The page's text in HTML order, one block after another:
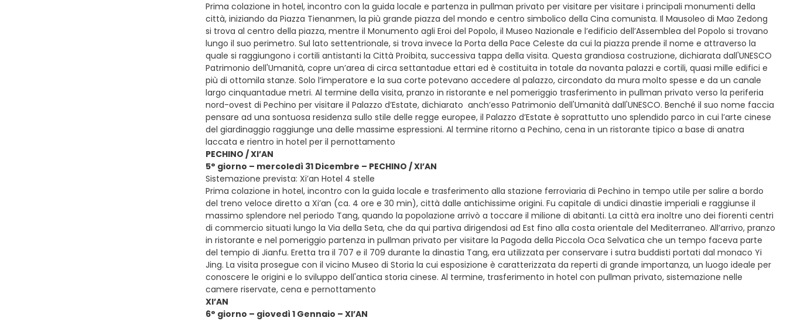
Prima colazione in hotel, incontro con la guida locale e partenza in pullman privato per visitare per visitare i principali monumenti della
città, iniziando da Piazza Tienanmen, la più grande piazza del mondo e centro simbolico della Cina comunista. Il Mausoleo di Mao Zedong
si trova al centro della piazza, mentre il Monumento agli Eroi del Popolo, il Museo Nazionale e l’edificio dell’Assemblea del Popolo si trovano
lungo il suo perimetro. Sul lato settentrionale, si trova invece la Porta della Pace Celeste da cui la piazza prende il nome e attraverso la
quale si raggiungono i cortili antistanti la Città Proibita, successiva tappa della visita. Questa grandiosa costruzione, dichiarata dall'UNESCO
Patrimonio dell'Umanità, copre un’area di circa settantadue ettari ed è costituita in totale da novanta palazzi e cortili, quasi mille edifici e
più di ottomila stanze. Solo l’imperatore e la sua corte potevano accedere al palazzo, circondato da mura molto spesse e da un canale
largo cinquantadue metri. Al termine della visita, pranzo in ristorante e nel pomeriggio trasferimento in pullman privato verso la periferia
nord-ovest di Pechino per visitare il Palazzo d’Estate, dichiarato anch’esso Patrimonio dell'Umanità dall'UNESCO. Benché il suo nome faccia
pensare ad una sontuosa residenza sullo stile delle regge europee, il Palazzo d’Estate è soprattutto uno splendido parco in cui l’arte cinese
del giardinaggio raggiunge una delle massime espressioni. Al termine ritorno a Pechino, cena in un ristorante tipico a base di anatra
laccata e rientro in hotel per il pernottamento
PECHINO / XI’AN
5° giorno – mercoledì 31 Dicembre – PECHINO / XI’AN
Sistemazione prevista: Xi’an Hotel 4 stelle
Prima colazione in hotel, incontro con la guida locale e trasferimento alla stazione ferroviaria di Pechino in tempo utile per salire a bordo
del treno veloce diretto a Xi’an (ca. 4 ore e 30 min), città dalle antichissime origini. Fu capitale di undici dinastie imperiali e raggiunse il
massimo splendore nel periodo Tang, quando la popolazione arrivò a toccare il milione di abitanti. La città era inoltre uno dei fiorenti centri
di commercio situati lungo la Via della Seta, che da qui partiva dirigendosi ad Est fino alla costa orientale del Mediterraneo. All’arrivo, pranzo
in ristorante e nel pomeriggio partenza in pullman privato per visitare la Pagoda della Piccola Oca Selvatica che un tempo faceva parte
del tempio di Jianfu. Eretta tra il 707 e il 709 durante la dinastia Tang, era utilizzata per conservare i sutra buddisti portati dal monaco Yi
Jing. La visita prosegue con il vicino Museo di Storia la cui esposizione è caratterizzata da reperti di grande importanza, un luogo ideale per
conoscere le origini e lo sviluppo dell'antica storia cinese. Al termine, trasferimento in hotel con pullman privato, sistemazione nelle
camere riservate, cena e pernottamento
XI’AN
6° giorno – giovedì 1 Gennaio – XI’AN